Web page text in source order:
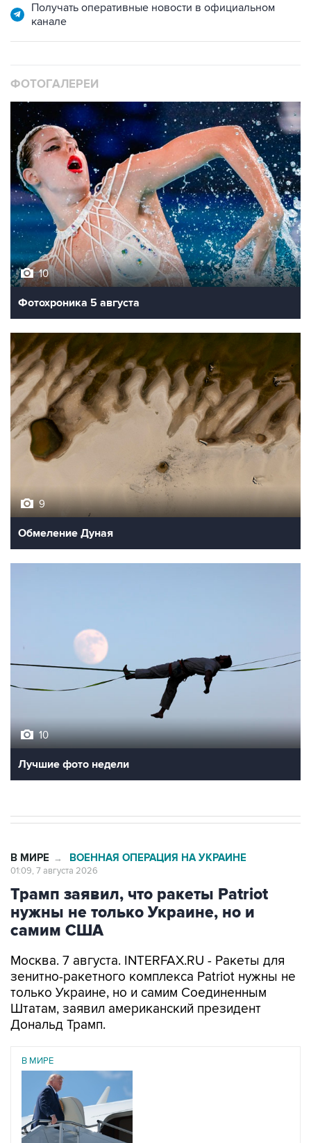
Получать оперативные новости в официальном
канале
ФОТОГАЛЕРЕИ
10
Фотохроника 5 августа
9
Обмеление Дуная
10
Лучшие фото недели
В МИРЕ → ВОЕННАЯ ОПЕРАЦИЯ НА УКРАИНЕ
01:09, 7 августа 2026
Трамп заявил, что ракеты Patriot
нужны не только Украине, но и
самим США
Москва. 7 августа. INTERFAX.RU - Ракеты для
зенитно-ракетного комплекса Patriot нужны не
только Украине, но и самим Соединенным
Штатам, заявил американский президент
Дональд Трамп.
В МИРЕ